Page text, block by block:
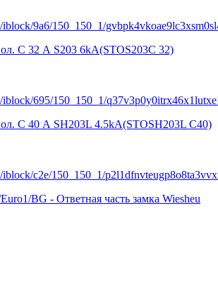
С 32 А S203 6kA(STOS203C 32)
С 40 А SH203L 4.5kA(STOSH203L C40)
BG - Ответная часть замка Wiesheu